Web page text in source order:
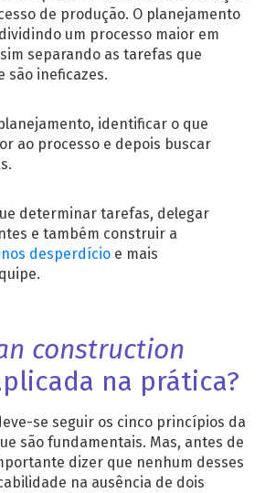
de produção. O planejamento
um processo maior em
separando as tarefas que
são ineficazes.
identificar o que
ao processo e depois buscar
determinar tarefas, delegar
e também construir a
desperdício e mais
construction
na prática?
se seguir os cinco princípios da
são fundamentais. Mas, antes de
dizer que nenhum desses
na ausência de dois